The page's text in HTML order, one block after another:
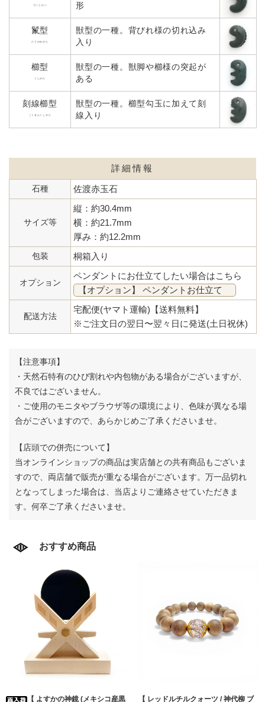
ていじけい
形
鬣型
たてがみがた
獣型の一種。背びれ様の切れ込み
入り
櫛型
くしがた
獣型の一種。獣脚や櫛様の突起が
ある
刻線櫛型
こくせんくしがた
獣型の一種。櫛型勾玉に加えて刻
線入り
詳細情報
石種 佐渡赤玉石
サイズ等
縦：約30.4mm
横：約21.7mm
厚み：約12.2mm
包装
桐箱入り
オプション
ペンダントにお仕立てしたい場合はこちら
【オプション】 ペンダントお仕立て
配送方法
宅配便(ヤマト運輸)【送料無料】
※ご注文日の翌日〜翌々日に発送(土日祝休)
【注意事項】
・天然石特有のひび割れや内包物がある場合がございますが、
不良ではございません。
・ご使用のモニタやブラウザ等の環境により、色味が異なる場
合がございますので、あらかじめご了承くださいませ。
【店頭での併売について】
当オンラインショップの商品は実店舗との共有商品もございま
すので、両店舗で販売が重なる場合がございます。 万一品切れ
となってしまった場合は、当店よりご連絡させていただきま
す。何卒ご了承くださいませ。
おすすめ商品
【 よすかの神鏡 (メキシコ産黒 【 レッドルチルクォーツ / 神代柳 ブ